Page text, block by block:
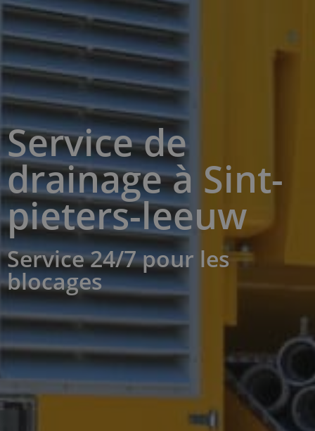
Service de
drainage à Sint-
pieters-leeuw
Service 24/7 pour les
blocages